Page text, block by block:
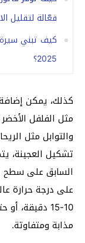
فعّالة لتقليل
2025؟
كذلك، يمكن
مثل الفلفل
والتوابل مثل
تشكيل العجينة،
السابق على سطح
10-15
مذابة ومتفاوتة.